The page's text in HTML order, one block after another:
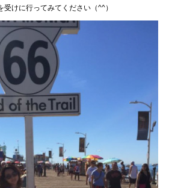
けに行ってみてください（^^）